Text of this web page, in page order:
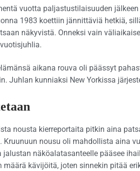
vuotta paljastustilaisuuden
1983 koettiin jännittäviä hetkiä,
näkyvistä. Onneksi vain
aikana rouva oli päässyt
Juhlan kunniaksi New Yorkissa
nousta kierreportaita pitkin aina
Kruunuun nousu oli mahdollista aina
näköalatasanteelle pääsee
määrä kävijöitä, joten sinnekin pitää